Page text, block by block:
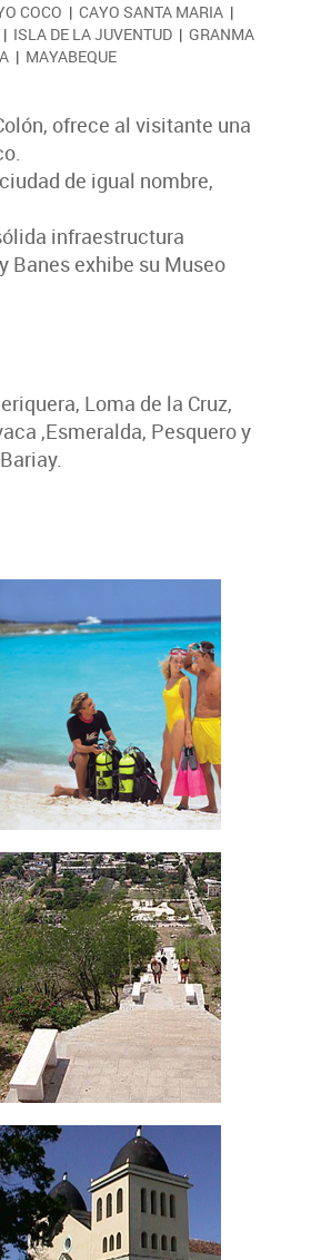
COCO | CAYO SANTA MARIA|
ISLA DE LA JUVENTUD| GRANMA
| MAYABEQUE
ofrece al visitante una
de igual nombre,
infraestructura
Banes exhibe su Museo
Loma de la Cruz,
,Esmeralda, Pesquero y